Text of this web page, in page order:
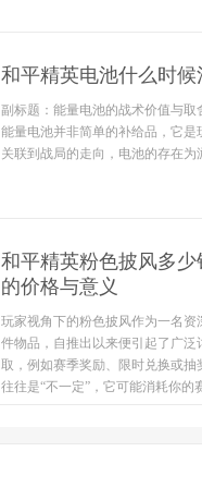
和平精英电池什么时
副标题：能量电池的战术价值与
能量电池并非简单的补给品，它
关联到战局的走向，电池的存在
和平精英粉色披风多
的价格与意义
玩家视角下的粉色披风作为一名
件物品，自推出以来便引起了广
取，例如赛季奖励、限时兑换或
往往是“不一定”，它可能消耗你的